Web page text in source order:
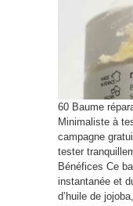
60 Baume
Minimaliste à
campagne
tester
Bénéfices Ce
instantanée et
d’huile de